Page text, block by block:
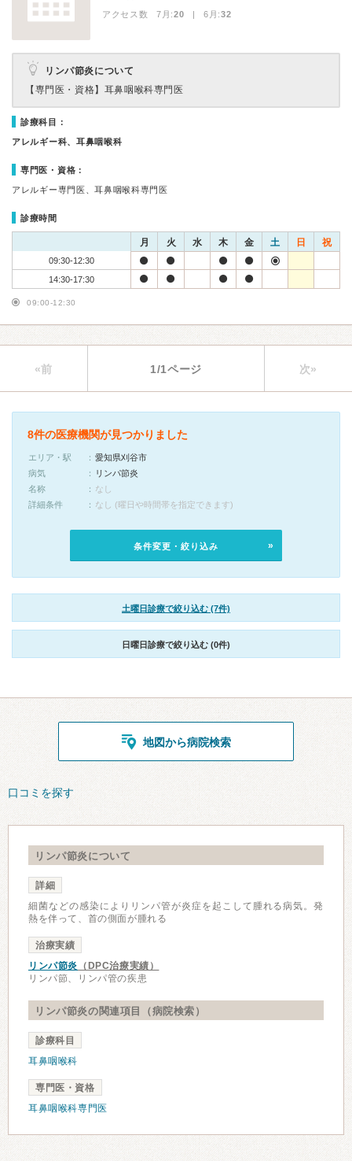
アクセス数 7月:20 | 6月:32
リンパ節炎について
【専門医・資格】 耳鼻咽喉科専門医
診療科目：
アレルギー科、耳鼻咽喉科
専門医・資格：
アレルギー専門医、耳鼻咽喉科専門医
診療時間
月 火 水 木 金 土 日 祝
09:30-12:30
14:30-17:30
09:00-12:30
«前 1/1ページ 次»
8件の医療機関が見つかりました
エリア・駅
愛知県刈谷市
病気
リンパ節炎
名称
なし
詳細条件
なし (曜日や時間帯を指定できます)
条件変更・絞り込み
土曜日診療で絞り込む (7件)
日曜日診療で絞り込む (0件)
地図から病院検索
口コミを探す
リンパ節炎について
詳細
細菌などの感染によりリンパ管が炎症を起こして腫れる病気。発
熱を伴って、首の側面が腫れる
治療実績
リンパ節炎 （DPC治療実績）
リンパ節、リンパ管の疾患
リンパ節炎の関連項目（病院検索）
診療科目
耳鼻咽喉科
専門医・資格
耳鼻咽喉科専門医